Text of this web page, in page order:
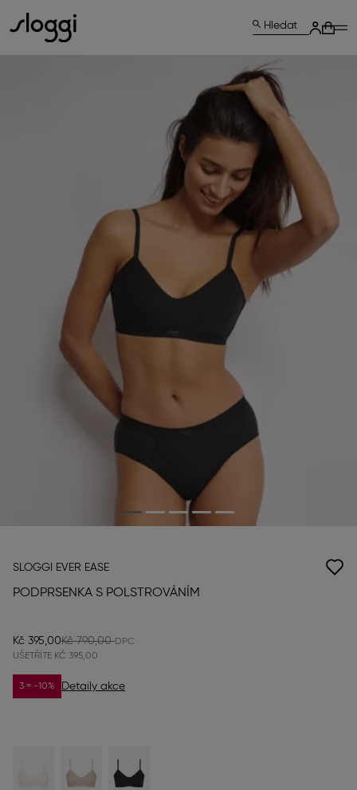
Hledat
SLOGGI EVER EASE
PODPRSENKA S POLSTROVÁNÍM
Kč 395,00Kč 790,00
UŠETŘÍTE KČ 395,00
3 = -10% Detaily akce